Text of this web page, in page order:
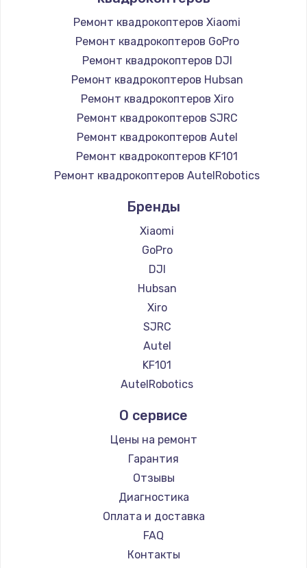
Ремонт квадрокоптеров Xiaomi
Ремонт квадрокоптеров GoPro
Ремонт квадрокоптеров DJI
Ремонт квадрокоптеров Hubsan
Ремонт квадрокоптеров Xiro
Ремонт квадрокоптеров SJRC
Ремонт квадрокоптеров Autel
Ремонт квадрокоптеров KF101
Ремонт квадрокоптеров AutelRobotics
Бренды
Xiaomi
GoPro
DJI
Hubsan
Xiro
SJRC
Autel
KF101
AutelRobotics
О сервисе
Цены на ремонт
Гарантия
Отзывы
Диагностика
Оплата и доставка
FAQ
Контакты